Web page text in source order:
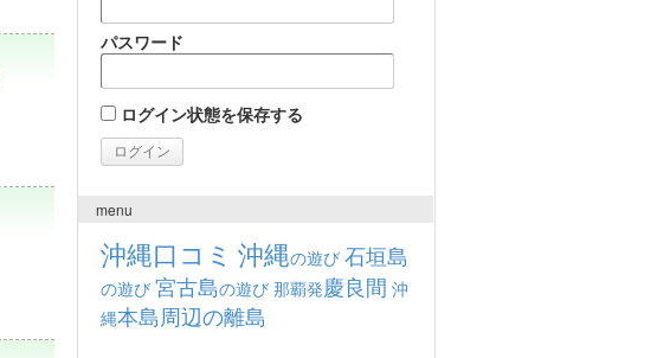
パスワード
ログイン状態を保存する
menu
沖縄口コミ 沖縄の遊び 石垣島
の遊び 宮古島の遊び 那覇発慶良間 沖
縄本島周辺の離島